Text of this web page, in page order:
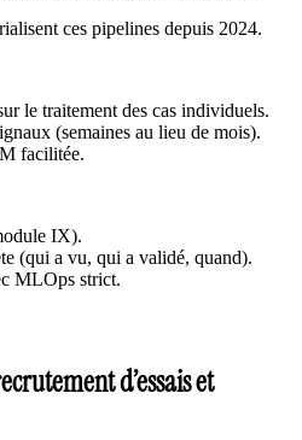
ces pipelines depuis 2024.
le traitement des cas individuels.
(semaines au lieu de mois).
facilitée.
IX).
(qui a vu, qui a validé, quand).
MLOps strict.
d’essais et